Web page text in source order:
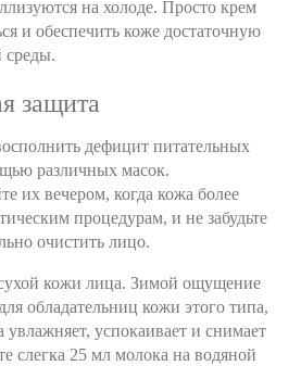
на холоде. Просто крем
и обеспечить коже достаточную
среды.
защита
дефицит питательных
различных масок.
их вечером, когда кожа более
процедурам, и не забудьте
очистить лицо.
кожи лица. Зимой ощущение
обладательниц кожи этого типа,
увлажняет, успокаивает и снимает
слегка 25 мл молока на водяной